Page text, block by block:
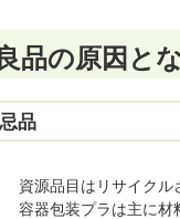
品の原因と
品
資源品目はリサイクル
容器包装プラは主に材